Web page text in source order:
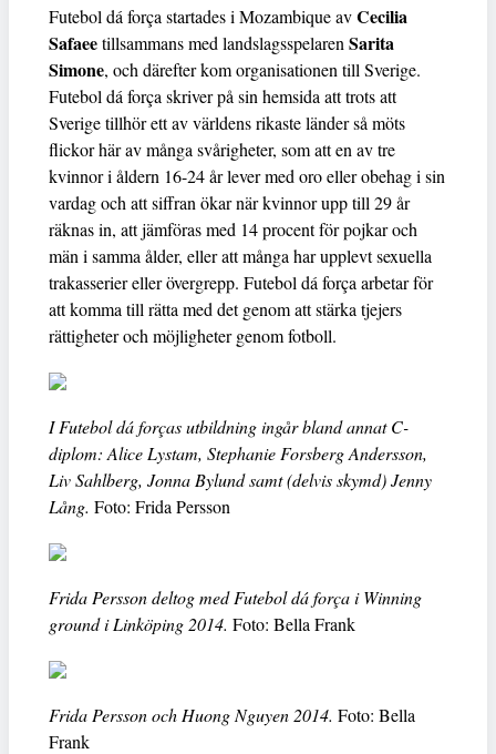
Futebol dá força startades i Mozambique avCecilia
Safaeetillsammans med landslagsspelaren Sarita
Simone, och därefter kom organisationen till Sverige.
Futebol dá força skriver på sin hemsida att trots att
Sverige tillhör ett av världens rikaste länder så möts
flickor här av många svårigheter, som att en av tre
kvinnor i åldern 16-24 år lever med oro eller obehag i sin
vardag och att siffran ökar när kvinnor upp till 29 år
räknas in, att jämföras med 14 procent för pojkar och
män i samma ålder, eller att många har upplevt sexuella
trakasserier eller övergrepp. Futebol dá força arbetar för
att komma till rätta med det genom att stärka tjejers
rättigheter och möjligheter genom fotboll.
I Futebol dá forças utbildning ingår bland annat C-
diplom: Alice Lystam, Stephanie Forsberg Andersson,
Liv Sahlberg, Jonna Bylund samt (delvis skymd) Jenny
Lång. Foto: Frida Persson
Frida Persson deltog med Futebol dá força i Winning
ground i Linköping 2014. Foto: Bella Frank
Frida Persson och Huong Nguyen 2014. Foto: Bella
Frank